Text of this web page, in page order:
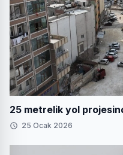
25 metrelik yol
25 Ocak 2026